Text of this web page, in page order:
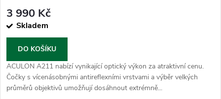
3 990 Kč
Skladem
DO KOŠÍKU
ACULON A211 nabízí vynikající optický výkon za atraktivní cenu.
Čočky s vícenásobnými antireflexními vrstvami a výběr velkých
průměrů objektivů umožňují dosáhnout extrémně...